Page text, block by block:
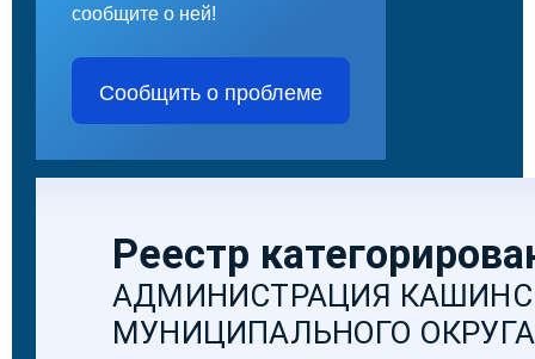
сообщите о ней!
Сообщить о проблеме